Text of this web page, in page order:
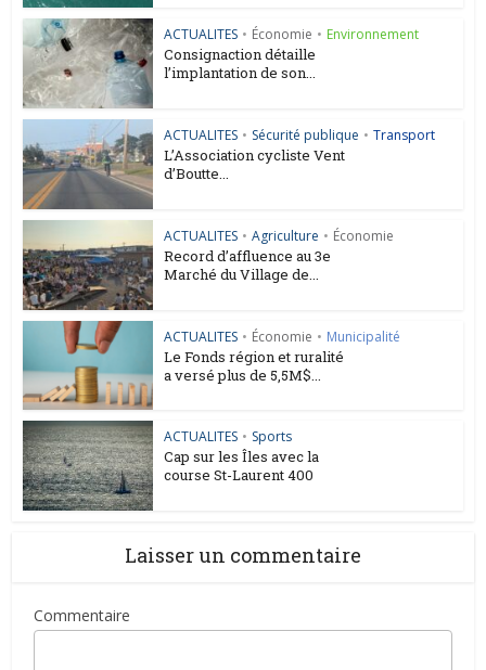
ACTUALITES • Économie • Environnement
Consignaction détaille
l’implantation de son...
ACTUALITES • Sécurité publique • Transport
L’Association cycliste Vent
d’Boutte...
ACTUALITES • Agriculture • Économie
Record d’affluence au 3e
Marché du Village de...
ACTUALITES • Économie • Municipalité
Le Fonds région et ruralité
a versé plus de 5,5M$...
ACTUALITES • Sports
Cap sur les Îles avec la
course St-Laurent 400
Laisser un commentaire
Commentaire